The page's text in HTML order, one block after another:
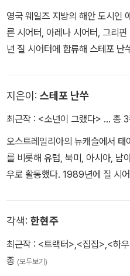
영국 웨일즈 지방의 해안 도시인
른 시어터, 아레나 시어터, 그리
년 질 시어터에 합류해 스테포 난
다.
지은이: 스테포 난쑤
최근작 : <소년이 그랬다> … 총 3
오스트레일리아의 뉴캐슬에서
를 비롯해 유럽, 북미, 아시아, 남
우로 활동했다. 1989년에 질 시
각색: 한현주
최근작 : <트랙터> <집집> <하
종 (모두보기)